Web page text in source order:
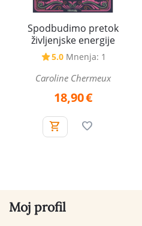
Spodbudimo pretok
življenjske energije
5.0 Mnenja: 1
Caroline Chermeux
18,90€
Moj profil